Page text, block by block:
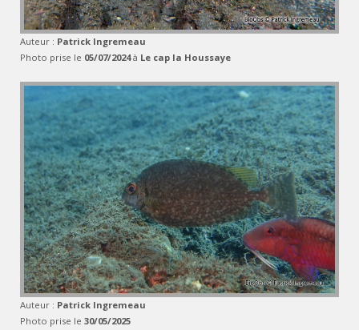
Auteur : Patrick Ingremeau
Photo prise le 05/07/2024à Le cap la Houssaye
Auteur : Patrick Ingremeau
Photo prise le 30/05/2025